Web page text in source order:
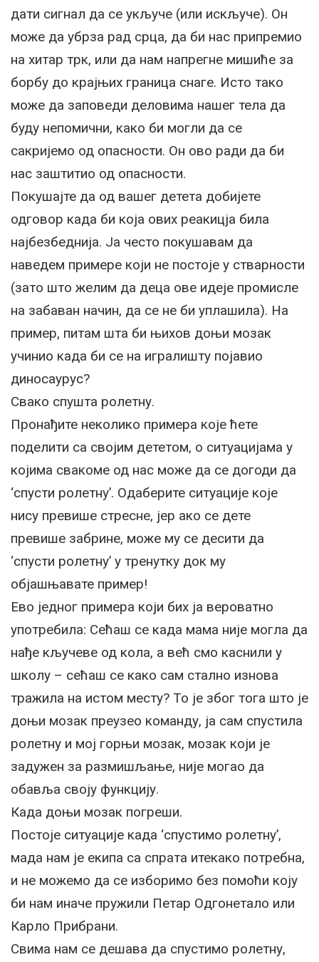
дати сигнал да се укључе (или искључе). Он
може да убрза рад срца, да би нас припремио
на хитар трк, или да нам напрегне мишиће за
борбу до крајњих граница снаге. Исто тако
може да заповеди деловима нашег тела да
буду непомични, како би могли да се
сакријемо од опасности. Он ово ради да би
нас заштитио од опасности.
Покушајте да од вашег детета добијете
одговор када би која ових реакицја била
најбезбеднија. Ја често покушавам да
наведем примере који не постоје у стварности
(зато што желим да деца ове идеје промисле
на забаван начин, да се не би уплашила). На
пример, питам шта би њихов доњи мозак
учинио када би се на игралишту појавио
диносаурус?
Свако спушта ролетну.
Пронађите неколико примера које ћете
поделити са својим дететом, о ситуацијама у
којима свакоме од нас може да се догоди да
‘спусти ролетну’. Одаберите ситуације које
нису превише стресне, јер ако се дете
превише забрине, може му се десити да
‘спусти ролетну’ у тренутку док му
објашњавате пример!
Ево једног примера који бих ја вероватно
употребила: Сећаш се када мама није могла да
нађе кључеве од кола, а већ смо каснили у
школу – сећаш се како сам стално изнова
тражила на истом месту? То је због тога што је
доњи мозак преузео команду, ја сам спустила
ролетну и мој горњи мозак, мозак који је
задужен за размишљање, није могао да
обавља своју функцију.
Када доњи мозак погреши.
Постоје ситуације када ‘спустимо ролетну’,
мада нам је екипа са спрата итекако потребна,
и не можемо да се изборимо без помоћи коју
би нам иначе пружили Петар Одгонетало или
Карло Прибрани.
Свима нам се дешава да спустимо ролетну,